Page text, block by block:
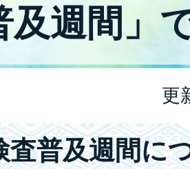
及週間」
更
査普及週間に